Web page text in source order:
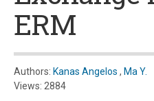
ERM
Authors: Kanas Angelos , Ma Y.
Views: 2884